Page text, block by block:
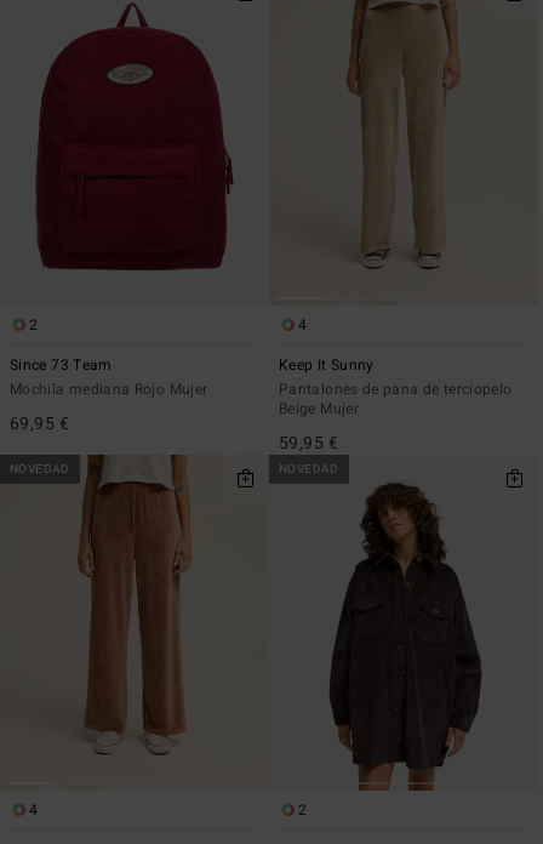
2
Since 73 Team
Mochila mediana Rojo Mujer
69,95 €
4
Keep It Sunny
Pantalones de pana de terciopelo
Beige Mujer
59,95 €
NOVEDAD
4
NOVEDAD
2